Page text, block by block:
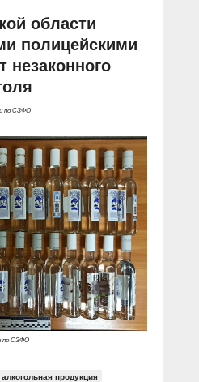
области
полицейскими
незаконного
по СЗФО
по СЗФО
алкогольная продукция